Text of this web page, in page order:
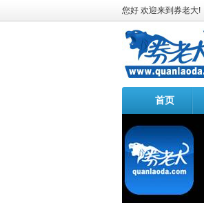
您好 欢迎来到券老大!
首页